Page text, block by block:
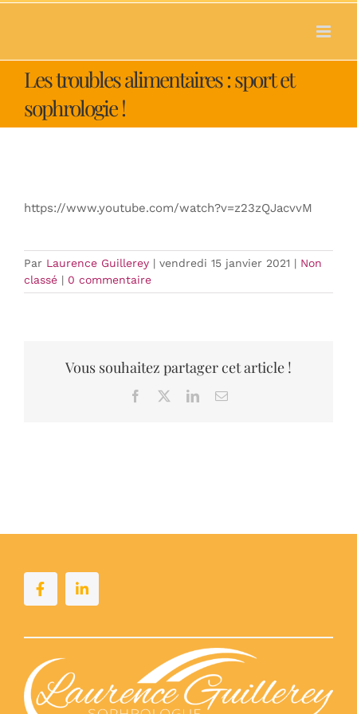
Passer
Les troubles alimentaires : sport et
sophrologie !
https://www.youtube.com/watch?v=z23zQJacvvM
Par Laurence Guillerey | vendredi 15 janvier 2021 | Non
classé | 0 commentaire
Vous souhaitez partager cet article !
Facebook LinkedInEmail